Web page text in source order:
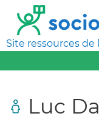
Site ressources de
Luc